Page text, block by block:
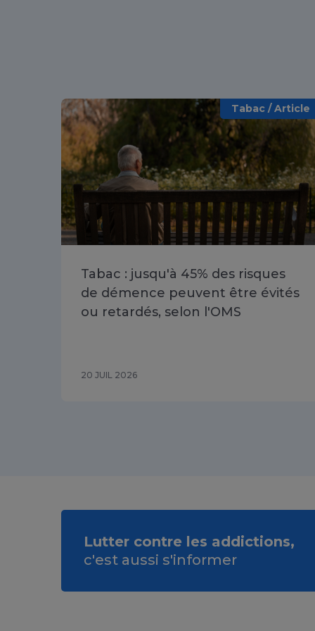
Tabac / Article
Tabac : jusqu'à 45% des risques
de démence peuvent être évités
ou retardés, selon l'OMS
20 JUIL 2026
Lutter contre les addictions,
c'est aussi s'informer